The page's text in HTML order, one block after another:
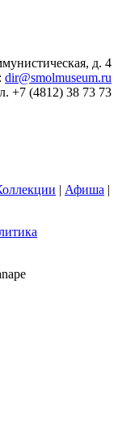
д. 4
dir@smolmuseum.ru
+7 (4812) 38 73 73
| Афиша |